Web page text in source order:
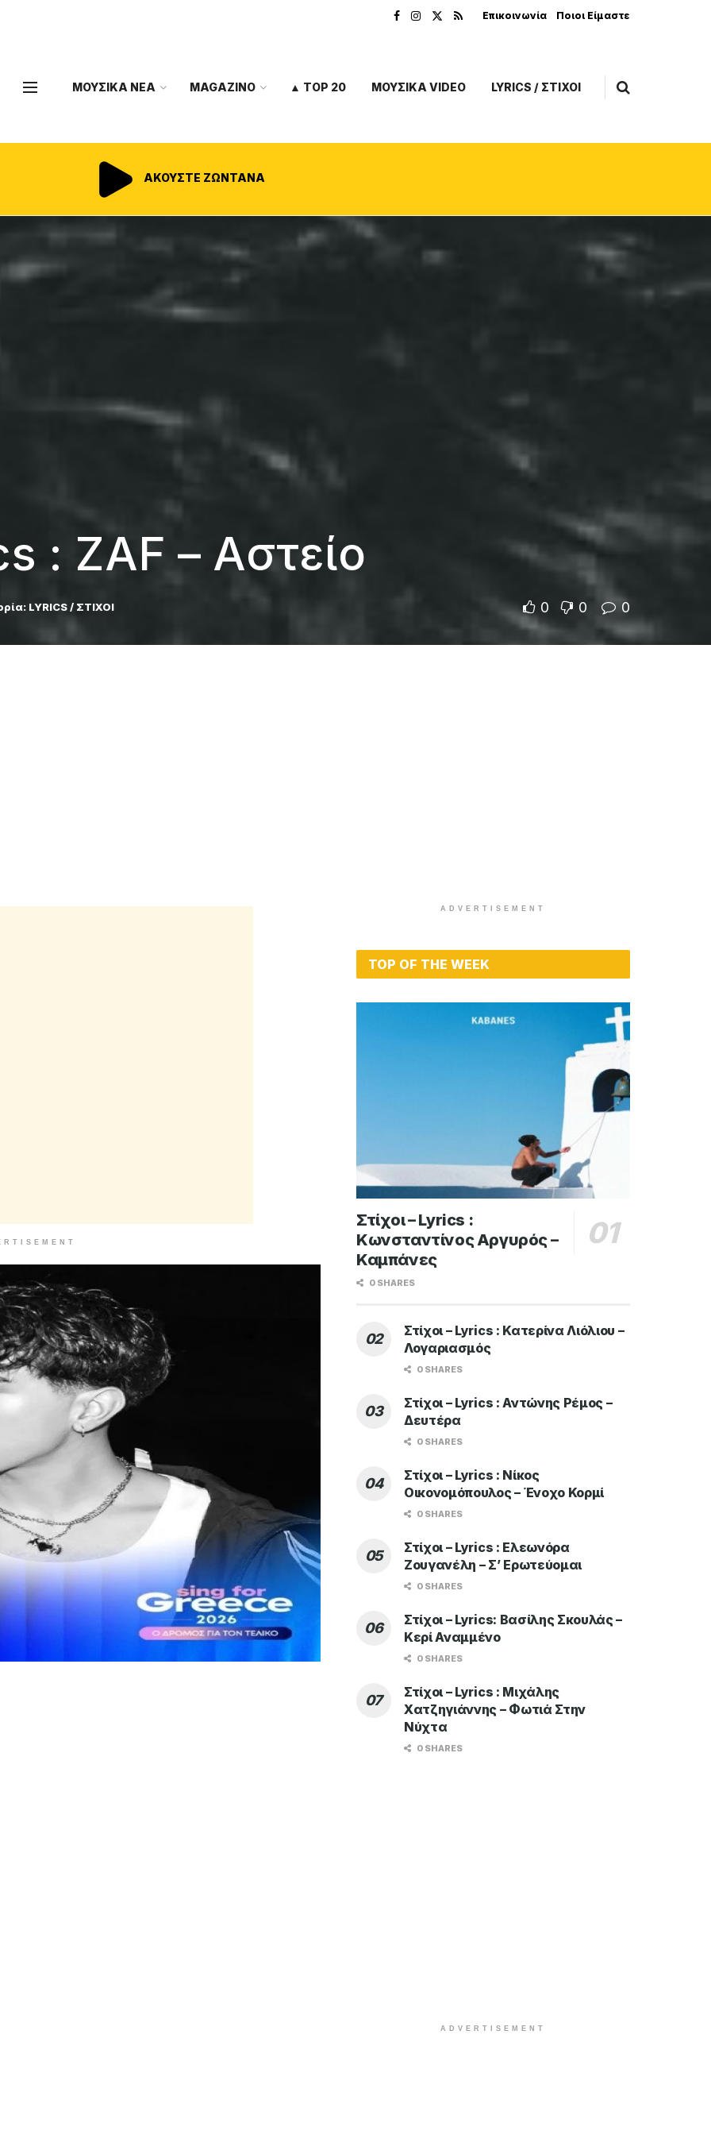
Επικοινωνία Ποιοι Είμαστε
ΜΟΥΣΙΚΑ ΝΕΑ MAGAZINO ▲ TOP 20 ΜΟΥΣΙΚΑ VIDEO LYRICS / ΣΤΙΧΟΙ
ΑΚΟΥΣΤΕ ΖΩΝΤΑΝΑ
: ZAF – Αστείο
LYRICS / ΣΤΙΧΟΙ 0 0 0
ADVERTISEMENT
TOP OF THE WEEK
Στίχοι – Lyrics :
Κωνσταντίνος Αργυρός –
Καμπάνες
0 SHARES
Στίχοι – Lyrics : Κατερίνα Λιόλιου –
Λογαριασμός
0 SHARES
Στίχοι – Lyrics : Αντώνης Ρέμος –
Δευτέρα
0 SHARES
Στίχοι – Lyrics : Νίκος
Οικονομόπουλος – Ένοχο Κορμί
0 SHARES
Στίχοι – Lyrics : Ελεωνόρα
Ζουγανέλη – Σ’ Ερωτεύομαι
0 SHARES
Στίχοι – Lyrics: Βασίλης Σκουλάς –
Κερί Αναμμένο
0 SHARES
Στίχοι – Lyrics : Μιχάλης
Χατζηγιάννης – Φωτιά Στην
Νύχτα
0 SHARES
ADVERTISEMENT